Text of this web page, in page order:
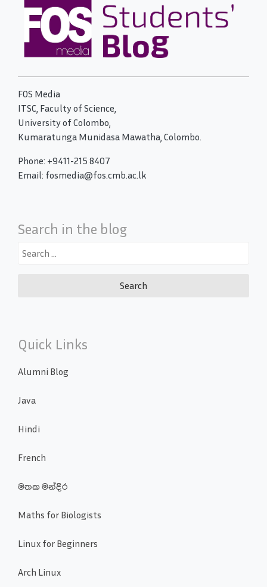
FOS Media
ITSC, Faculty of Science,
University of Colombo,
Kumaratunga Munidasa Mawatha, Colombo.
Phone: +9411-215 8407
Email: fosmedia@fos.cmb.ac.lk
Search in the blog
Search
Quick Links
Alumni Blog
Java
Hindi
French
මතක මන්දිර
Maths for Biologists
Linux for Beginners
Arch Linux